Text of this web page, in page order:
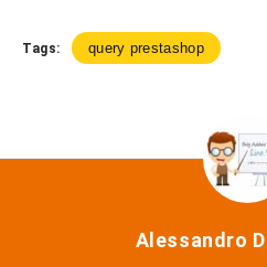
Tags: query prestashop
Alessandro